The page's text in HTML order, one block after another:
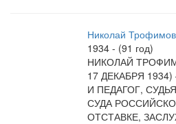
Николай
1934 - (91 год)
НИКОЛАЙ
17 ДЕКАБРЯ
И ПЕДАГОГ,
СУДА
ОТСТАВКЕ,